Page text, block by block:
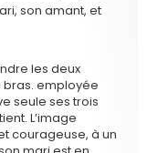
son amant, et
les deux
bras. employée
seule ses trois
L’image
courageuse, à un